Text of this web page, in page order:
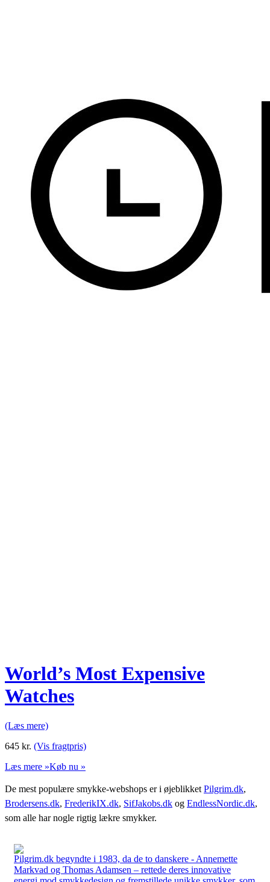
World’s Most Expensive
Watches
(Læs mere)
645 kr. (Vis fragtpris)
Læs mere »Køb nu »
De mest populære smykke-webshops er i øjeblikket Pilgrim.dk,
Brodersens.dk, FrederikIX.dk, SifJakobs.dk og EndlessNordic.dk,
som alle har nogle rigtig lækre smykker.
Pilgrim.dk begyndte i 1983, da de to danskere - Annemette
Markvad og Thomas Adamsen – rettede deres innovative